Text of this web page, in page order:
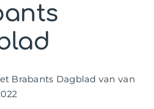
Brabants Dagblad van van